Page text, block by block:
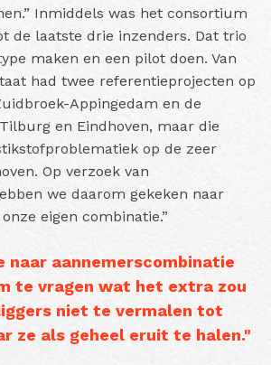
Inmiddels was het consortium
de laatste drie inzenders. Dat trio
maken en een pilot doen. Van
had twee referentieprojecten op
Appingedam en de
en Eindhoven, maar die
op de zeer
Op verzoek van
we daarom gekeken naar
eigen combinatie.”
naar aannemerscombinatie
te vragen wat het extra zou
niet te vermalen tot
ze als geheel eruit te halen."